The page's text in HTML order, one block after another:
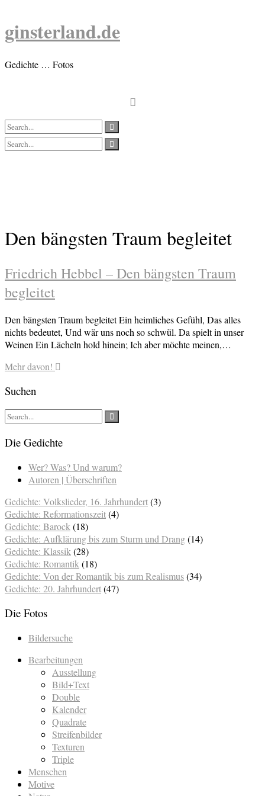
content
ginsterland.de
Gedichte … Fotos
Den bängsten Traum begleitet
Friedrich Hebbel – Den bängsten Traum
begleitet
Den bängsten Traum begleitet Ein heimliches Gefühl, Das alles
nichts bedeutet, Und wär uns noch so schwül. Da spielt in unser
Weinen Ein Lächeln hold hinein; Ich aber möchte meinen,…
Mehr davon!
Suchen
Die Gedichte
Wer? Was? Und warum?
Autoren | Überschriften
Gedichte: Volkslieder, 16. Jahrhundert(3)
Gedichte: Reformationszeit(4)
Gedichte: Barock (18)
Gedichte: Aufklärung bis zum Sturm und Drang(14)
Gedichte: Klassik (28)
Gedichte: Romantik (18)
Gedichte: Von der Romantik bis zum Realismus(34)
Gedichte: 20. Jahrhundert(47)
Die Fotos
Bildersuche
Bearbeitungen
Ausstellung
Bild+Text
Double
Kalender
Quadrate
Streifenbilder
Texturen
Triple
Menschen
Motive